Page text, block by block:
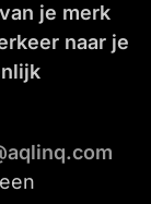
je merk
naar je